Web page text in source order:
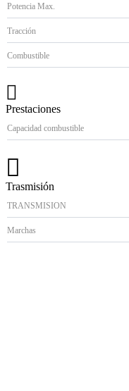
Potencia Max.
Tracción
Combustible
Prestaciones
Capacidad combustible
Trasmisión
TRANSMISION
Marchas